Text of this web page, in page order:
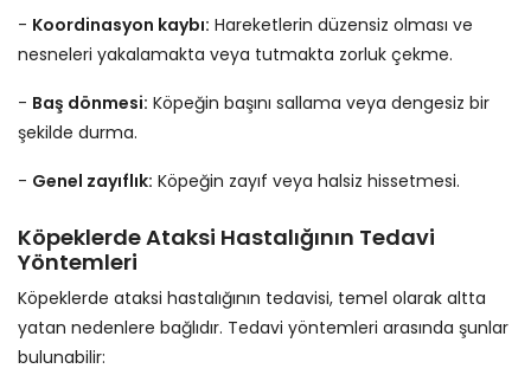
- Koordinasyon kaybı: Hareketlerin düzensiz olması ve
nesneleri yakalamakta veya tutmakta zorluk çekme.
- Baş dönmesi: Köpeğin başını sallama veya dengesiz bir
şekilde durma.
- Genel zayıflık: Köpeğin zayıf veya halsiz hissetmesi.
Köpeklerde Ataksi Hastalığının Tedavi
Yöntemleri
Köpeklerde ataksi hastalığının tedavisi, temel olarak altta
yatan nedenlere bağlıdır. Tedavi yöntemleri arasında şunlar
bulunabilir: